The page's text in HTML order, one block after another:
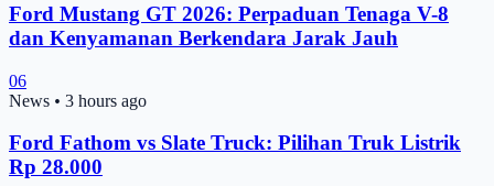
Ford Mustang GT 2026: Perpaduan Tenaga V-8
dan Kenyamanan Berkendara Jarak Jauh
06
News • 3 hours ago
Ford Fathom vs Slate Truck: Pilihan Truk Listrik
Rp 28.000